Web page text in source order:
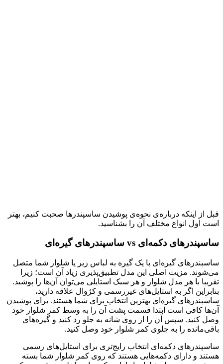
قبل از اینکه درباره‌ی نحوه‌ی پوشیدن ساسپندرها صحبت کنیم، بهتر
است اول انواع مختلف آن را بشناسید.
ساسپندرهای دکمه‌ای vs ساسپندرهای گیره‌ای
ساسبندرهای گیره‌ای با یک گیره به لباس زیر یا شلوار شما متصل
می‌شوند. مزیت اصلی این مدل تطبیق‌پذیری زیاد آن است؛ زیرا
تقریبا با هر مدل شلوار و هر سبک استایلی می‌توان آن‌ها را پوشید.
بنابراین اگر به استایل‌های غیررسمی و کژوال علاقه دارید،
ساسپندرهای گیره‌ای بهترین انتخاب برای شما هستند. برای پوشیدن
آن‌ها کافی است ابتدا قسمت پشت آن را به وسط کمر شلوار خود
وصل کنید. سپس آن را از روی شانه به جلو رد کنید و گیره‌های
باقی‌مانده را به جلوی کمر شلوار خود وصل کنید.
ساسپندرهای دکمه‌ای انتخاب رایج‌تری برای استایل‌های رسمی
هستند و دارای دکمه‌هایی هستند که روی کمر شلوار شما بسته